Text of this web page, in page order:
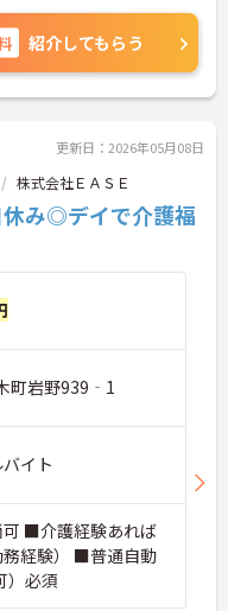
紹介してもらう
更新日：2026年05月08日
株式会社ＥＡＳＥ
休み◎デイで介護福
町岩野939‐1
イト
■介護経験あれば
務経験） ■普通自動
）必須